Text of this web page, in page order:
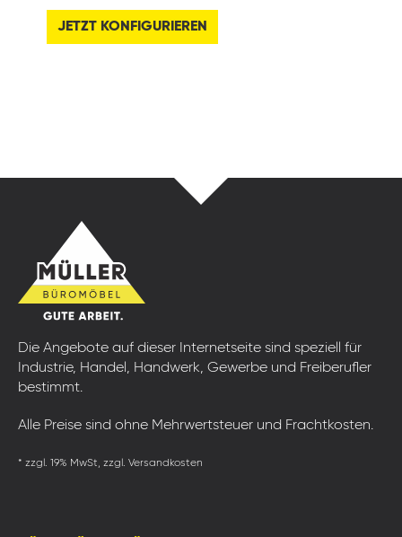
JETZT KONFIGURIEREN
Die Angebote auf dieser Internetseite sind speziell für
Industrie, Handel, Handwerk, Gewerbe und Freiberufler
bestimmt.
Alle Preise sind ohne Mehrwertsteuer und Frachtkosten.
* zzgl. 19% MwSt, zzgl. Versandkosten